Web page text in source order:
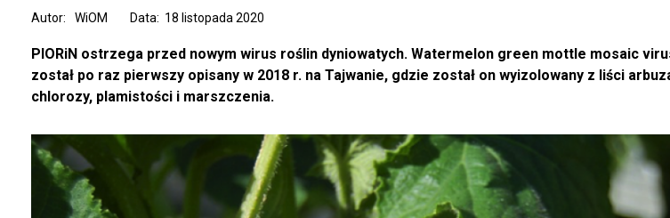
Data: 18 listopada 2020
Autor: WiOM
PIORiN ostrzega przed nowym wirus roślin dyniowatych. Watermelon green mottle mosaic
został po raz pierwszy opisany w 2018 r. na Tajwanie, gdzie został on wyizolowany z liści
chlorozy, plamistości i marszczenia.